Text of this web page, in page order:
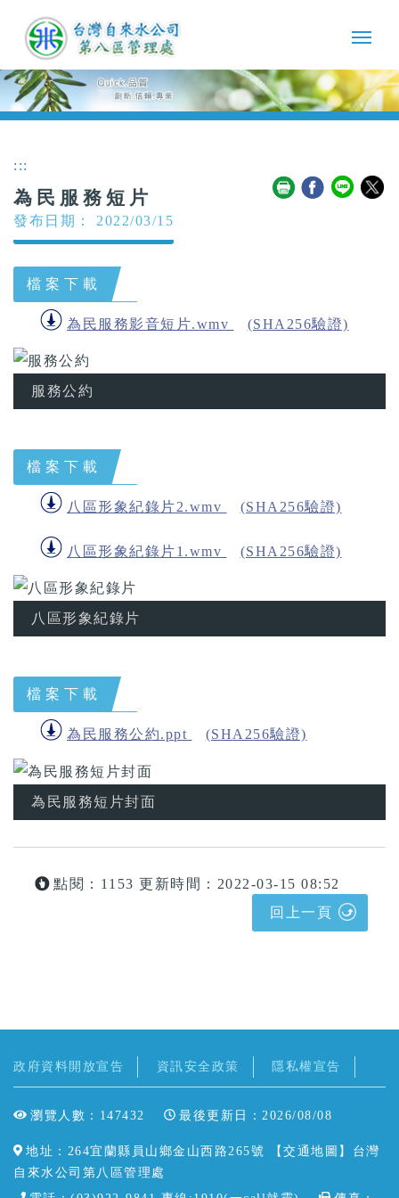
:::
為民服務短片
發布日期： 2022/03/15
檔案下載
為民服務影音短片.wmv (SHA256驗證)
服務公約
檔案下載
八區形象紀錄片2.wmv (SHA256驗證)
八區形象紀錄片1.wmv (SHA256驗證)
八區形象紀錄片
檔案下載
為民服務公約.ppt (SHA256驗證)
為民服務短片封面
點閱：1153 更新時間：2022-03-15 08:52
回上一頁
政府資料開放宣告 資訊安全政策 隱私權宣告
瀏覽人數：147432 最後更新日：2026/08/08
地址：264宜蘭縣員山鄉金山西路265號 【交通地圖 】台灣
自來水公司第八區管理處